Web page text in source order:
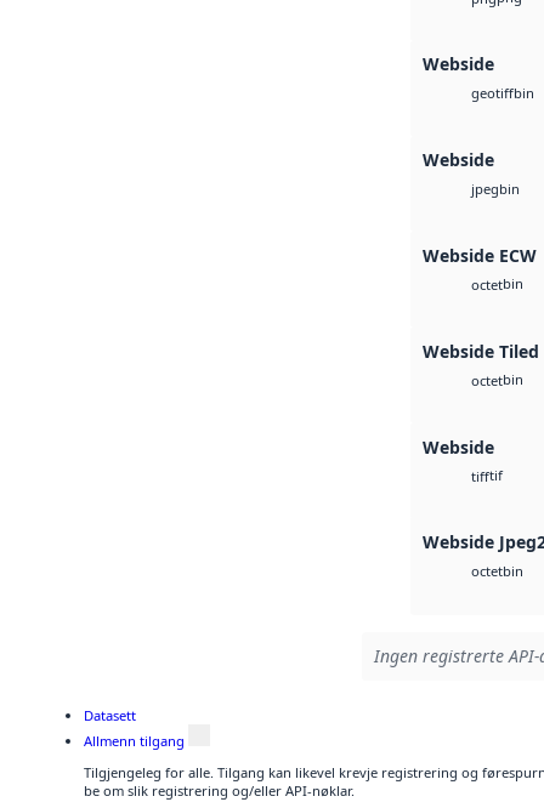
Webside
geotiffbin
Webside
jpegbin
Webside ECW
octetbin
Webside Tiled
octetbin
Webside
tifftif
Webside
octetbin
Ingen registrerte
Datasett
Allmenn tilgang
Tilgjengeleg for alle. Tilgang kan likevel krevje registrering og
be om slik registrering og/eller API-nøklar.